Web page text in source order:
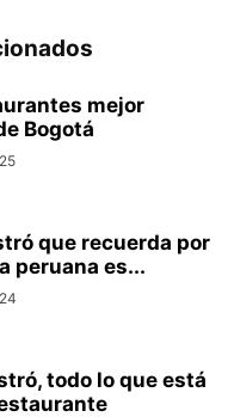
mejor
Bogotá
que recuerda por
peruana es...
todo lo que está